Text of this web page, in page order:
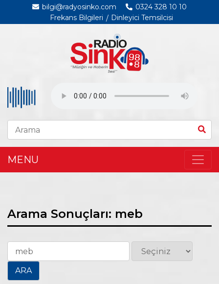
bilgi@radyosinko.com
0324 328 10 10
Frekans Bilgileri
Dinleyici Temsilcisi
MENU
Arama Sonuçları: meb